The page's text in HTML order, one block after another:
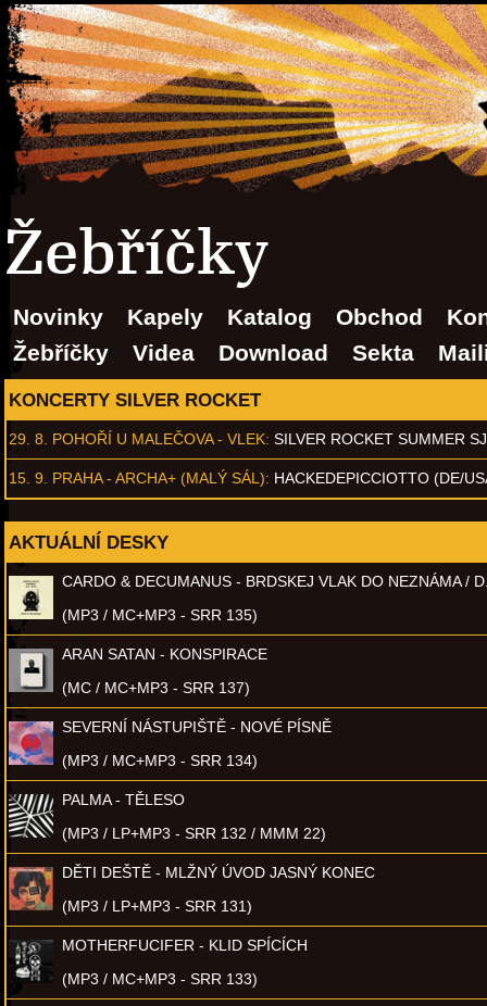
Žebříčky
Novinky Kapely Katalog Obchod
Žebříčky
Videa Download Sekta
KONCERTY SILVER ROCKET
29. 8. POHOŘÍ U MALEČOVA - VLEK: SILVER ROCKET SUMMER
15. 9. PRAHA - ARCHA+ (MALÝ SÁL): HACKEDEPICCIOTTO (DE/
AKTUÁLNÍ DESKY
CARDO & DECUMANUS - BRDSKEJ VLAK DO NEZNÁMA /
(MP3 / MC+MP3 - SRR 135)
ARAN SATAN - KONSPIRACE
(MC / MC+MP3 - SRR 137)
SEVERNÍ NÁSTUPIŠTĚ - NOVÉ PÍSNĚ
(MP3 / MC+MP3 - SRR 134)
PALMA - TĚLESO
(MP3 / LP+MP3 - SRR 132 / MMM 22)
DĚTI DEŠTĚ - MLŽNÝ ÚVOD JASNÝ KONEC
(MP3 / LP+MP3 - SRR 131)
MOTHERFUCIFER - KLID SPÍCÍCH
(MP3 / MC+MP3 - SRR 133)